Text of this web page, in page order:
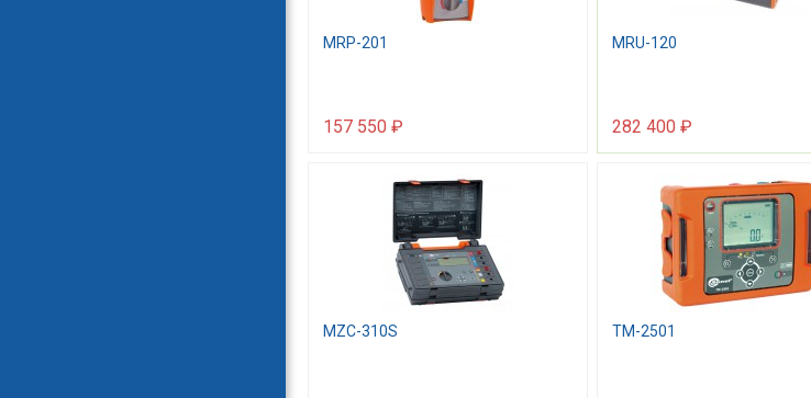
MRP-201
157 550 ₽
MRU-120
282 400 ₽
MZC-310S TM-2501